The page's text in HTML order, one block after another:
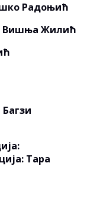
Радоњић
Вишња Жилић
Тара